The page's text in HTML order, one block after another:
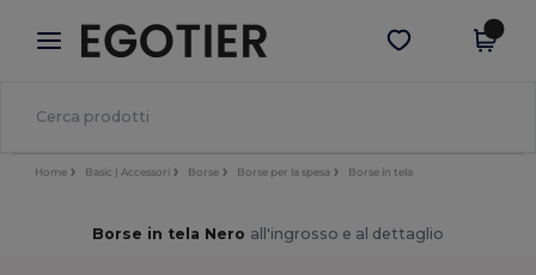
× App Egotier
Prezzi migliori sull'app!
Scarica app
Home Basic | Accessori Borse Borse per la spesa Borse in tela
Borse in tela Nero all'ingrosso e al dettaglio